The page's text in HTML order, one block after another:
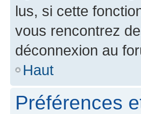
lus, si cette
vous rencontrez
déconnexion au
Haut
Préférences